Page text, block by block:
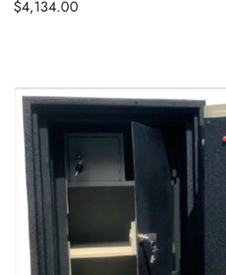
$4,134.00